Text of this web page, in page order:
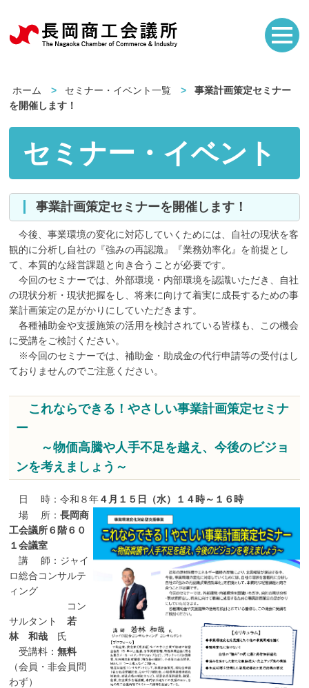
ホーム セミナー・イベント一覧
事業計画策定セミナー
を開催します！
セミナー・イベント
事業計画策定セミナーを開催します！
今後、事業環境の変化に対応していくためには、自社の現状を客
観的に分析し自社の『強みの再認識』『業務効率化』を前提とし
て、本質的な経営課題と向き合うことが必要です。
今回のセミナーでは、外部環境・内部環境を認識いただき、自社
の現状分析・現状把握をし、将来に向けて着実に成長するための事
業計画策定の足がかりにしていただきます。
各種補助金や支援施策の活用を検討されている皆様も、この機会
に受講をご検討ください。
※今回のセミナーでは、補助金・助成金の代行申請等の受付はし
ておりませんのでご注意ください。
これならできる！やさしい事業計画策定セミナ
ー
～物価高騰や人手不足を越え、今後のビジョ
ンを考えましょう～
日 時：令和８年４月１５日（水）１４時～１６時
場 所：長岡商
工会議所６階６０
１会議室
講 師：ジャイ
ロ総合コンサルテ
ィング
コン
サルタント若
林 和哉 氏
受講料：無料
（会員・非会員問
わず）